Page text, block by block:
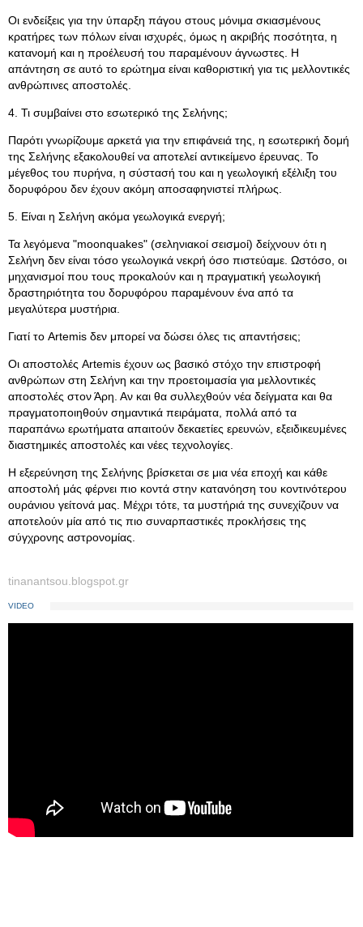
Οι ενδείξεις για την ύπαρξη πάγου στους μόνιμα σκιασμένους
κρατήρες των πόλων είναι ισχυρές, όμως η ακριβής ποσότητα, η
κατανομή και η προέλευσή του παραμένουν άγνωστες. Η
απάντηση σε αυτό το ερώτημα είναι καθοριστική για τις μελλοντικές
ανθρώπινες αποστολές.
4. Τι συμβαίνει στο εσωτερικό της Σελήνης;
Παρότι γνωρίζουμε αρκετά για την επιφάνειά της, η εσωτερική δομή
της Σελήνης εξακολουθεί να αποτελεί αντικείμενο έρευνας. Το
μέγεθος του πυρήνα, η σύστασή του και η γεωλογική εξέλιξη του
δορυφόρου δεν έχουν ακόμη αποσαφηνιστεί πλήρως.
5. Είναι η Σελήνη ακόμα γεωλογικά ενεργή;
Τα λεγόμενα "moonquakes" (σεληνιακοί σεισμοί) δείχνουν ότι η
Σελήνη δεν είναι τόσο γεωλογικά νεκρή όσο πιστεύαμε. Ωστόσο, οι
μηχανισμοί που τους προκαλούν και η πραγματική γεωλογική
δραστηριότητα του δορυφόρου παραμένουν ένα από τα
μεγαλύτερα μυστήρια.
Γιατί το Artemis δεν μπορεί να δώσει όλες τις απαντήσεις;
Οι αποστολές Artemis έχουν ως βασικό στόχο την επιστροφή
ανθρώπων στη Σελήνη και την προετοιμασία για μελλοντικές
αποστολές στον Άρη. Αν και θα συλλεχθούν νέα δείγματα και θα
πραγματοποιηθούν σημαντικά πειράματα, πολλά από τα
παραπάνω ερωτήματα απαιτούν δεκαετίες ερευνών, εξειδικευμένες
διαστημικές αποστολές και νέες τεχνολογίες.
Η εξερεύνηση της Σελήνης βρίσκεται σε μια νέα εποχή και κάθε
αποστολή μάς φέρνει πιο κοντά στην κατανόηση του κοντινότερου
ουράνιου γείτονά μας. Μέχρι τότε, τα μυστήριά της συνεχίζουν να
αποτελούν μία από τις πιο συναρπαστικές προκλήσεις της
σύγχρονης αστρονομίας.
tinanantsou.blogspot.gr
VIDEO